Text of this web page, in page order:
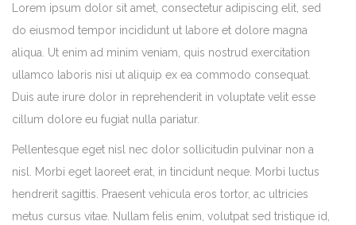
Lorem ipsum dolor sit amet, consectetur adipiscing elit, sed
do eiusmod tempor incididunt ut labore et dolore magna
aliqua. Ut enim ad minim veniam, quis nostrud exercitation
ullamco laboris nisi ut aliquip ex ea commodo consequat.
Duis aute irure dolor in reprehenderit in voluptate velit esse
cillum dolore eu fugiat nulla pariatur.
Pellentesque eget nisl nec dolor sollicitudin pulvinar non a
nisl. Morbi eget laoreet erat, in tincidunt neque. Morbi luctus
hendrerit sagittis. Praesent vehicula eros tortor, ac ultricies
metus cursus vitae. Nullam felis enim, volutpat sed tristique id,